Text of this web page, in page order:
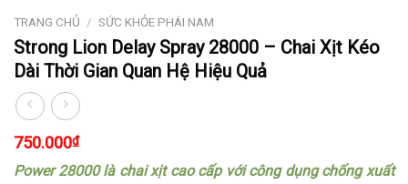
TRANG CHỦ / SỨC KHỎE PHÁI NAM
Strong Lion Delay Spray 28000 – Chai Xịt Kéo
Dài Thời Gian Quan Hệ Hiệu Quả
750.000₫
Power 28000 là chai xịt cao cấp với công dụng chống xuất